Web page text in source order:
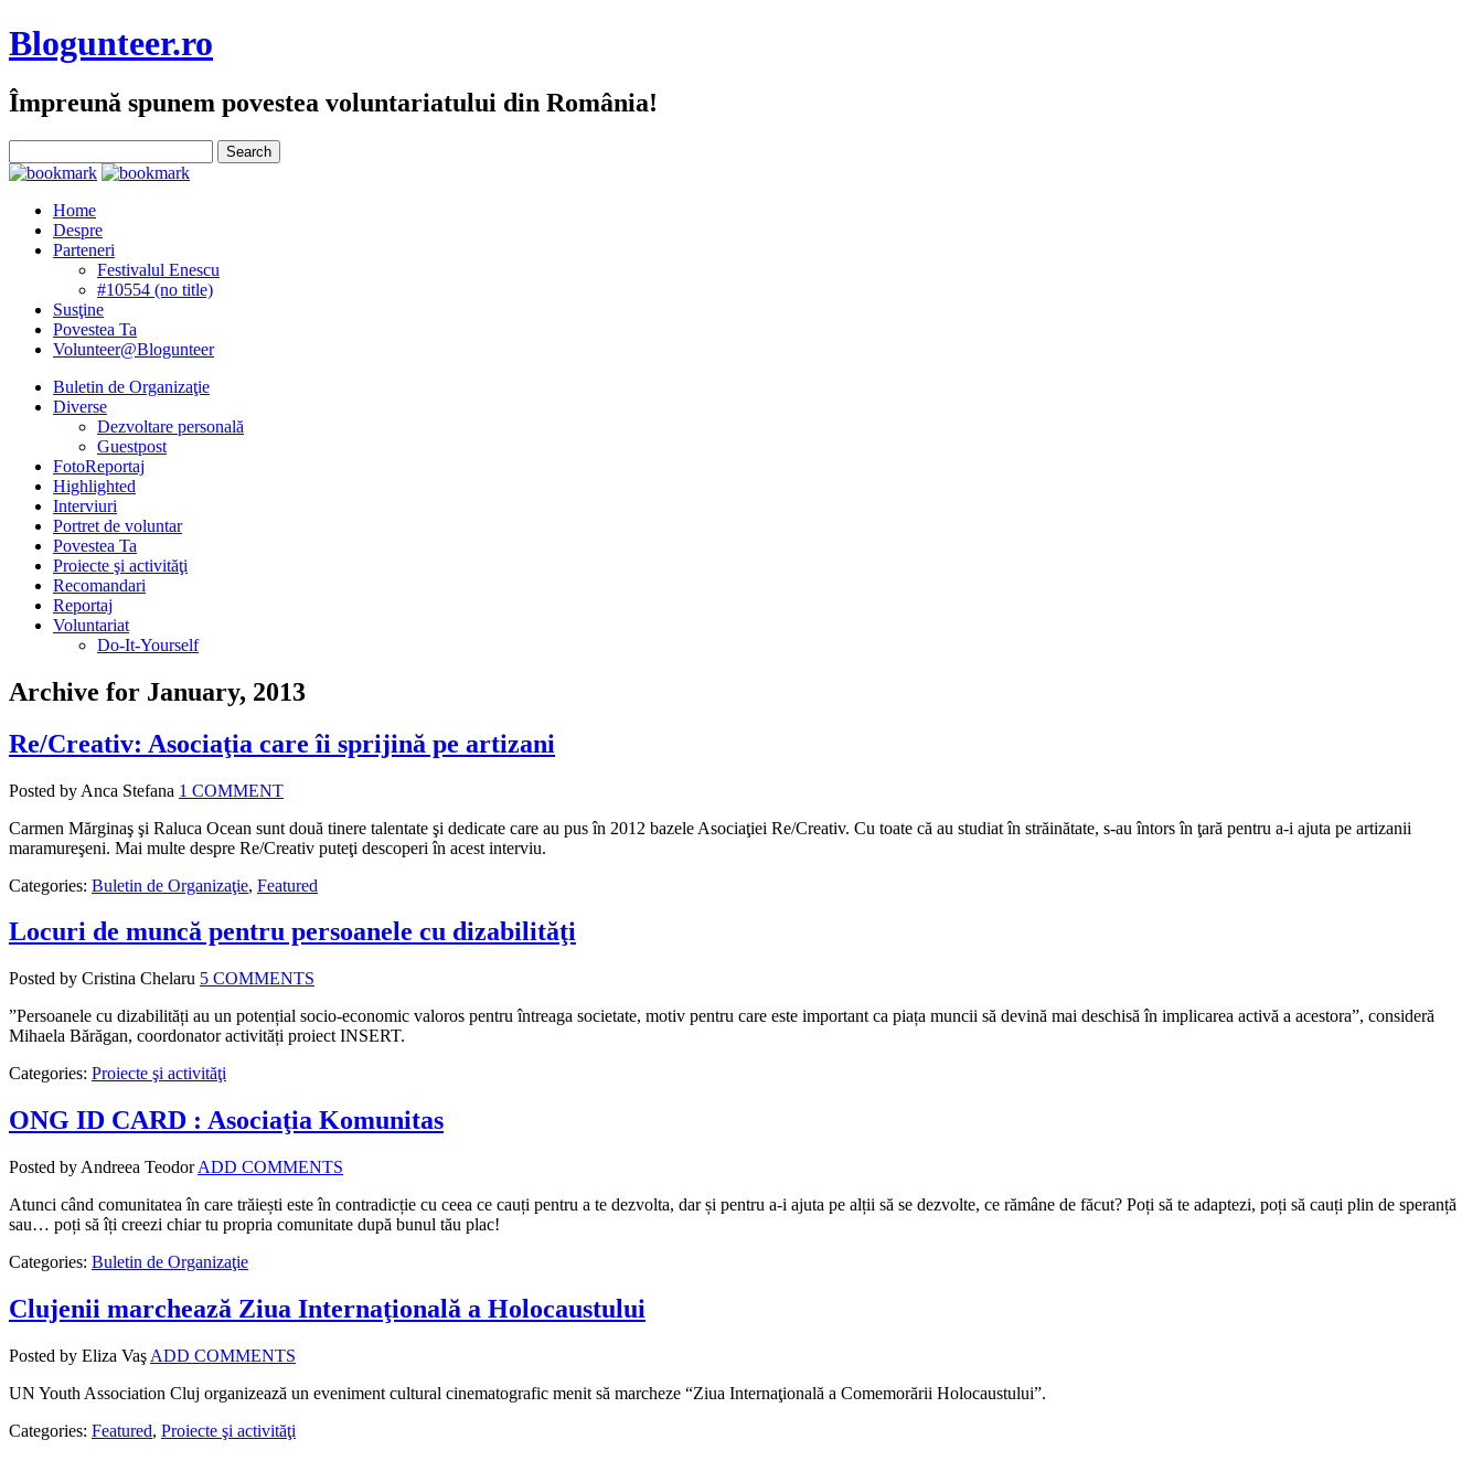
Blogunteer.ro
Împreună spunem povestea voluntariatului din România!
Home
Despre
Parteneri
Festivalul Enescu
#10554 (no title)
Susţine
Povestea Ta
Volunteer@Blogunteer
Buletin de Organizaţie
Diverse
Dezvoltare personală
Guestpost
FotoReportaj
Highlighted
Interviuri
Portret de voluntar
Povestea Ta
Proiecte şi activităţi
Recomandari
Reportaj
Voluntariat
Do-It-Yourself
Archive for January, 2013
Re/Creativ: Asociaţia care îi sprijină pe artizani
Posted by Anca Stefana 1 COMMENT
Carmen Mărginaş şi Raluca Ocean sunt două tinere talentate şi dedicate care au pus în 2012 bazele Asociaţiei Re/Creativ. Cu toate că au studiat în străinătate, s-au întors în ţară pentru a-i ajuta pe artizanii
maramureşeni. Mai multe despre Re/Creativ puteţi descoperi în acest interviu.
Categories: Buletin de Organizaţie, Featured
Locuri de muncă pentru persoanele cu dizabilităţi
Posted by Cristina Chelaru 5 COMMENTS
”Persoanele cu dizabilități au un potențial socio-economic valoros pentru întreaga societate, motiv pentru care este important ca piața muncii să devină mai deschisă în implicarea activă a acestora”, consideră
Mihaela Bărăgan, coordonator activități proiect INSERT.
Categories: Proiecte şi activităţi
ONG ID CARD : Asociaţia Komunitas
Posted by Andreea Teodor ADD COMMENTS
Atunci când comunitatea în care trăiești este în contradicție cu ceea ce cauți pentru a te dezvolta, dar și pentru a-i ajuta pe alții să se dezvolte, ce rămâne de făcut? Poți să te adaptezi, poți să cauți plin de speranță
sau… poți să îți creezi chiar tu propria comunitate după bunul tău plac!
Categories: Buletin de Organizaţie
Clujenii marchează Ziua Internaţională a Holocaustului
Posted by Eliza Vaş ADD COMMENTS
UN Youth Association Cluj organizează un eveniment cultural cinematografic menit să marcheze “Ziua Internaţională a Comemorării Holocaustului”.
Categories: Featured, Proiecte şi activităţi